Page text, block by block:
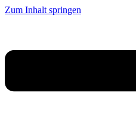
Zum Inhalt springen